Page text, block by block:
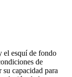
el esquí de fondo
de
capacidad para